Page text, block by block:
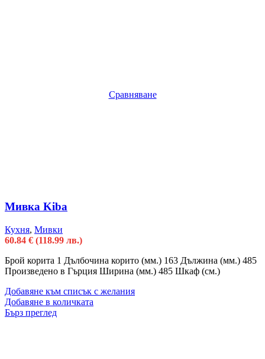
Сравняване
Мивка Kiba
Кухня, Мивки
60.84 € (118.99 лв.)
Брой корита 1 Дълбочина корито (мм.) 163 Дължина (мм.) 485
Произведено в Гърция Ширина (мм.) 485 Шкаф (см.)
Добавяне към списък с желания
Добавяне в количката
Бърз преглед